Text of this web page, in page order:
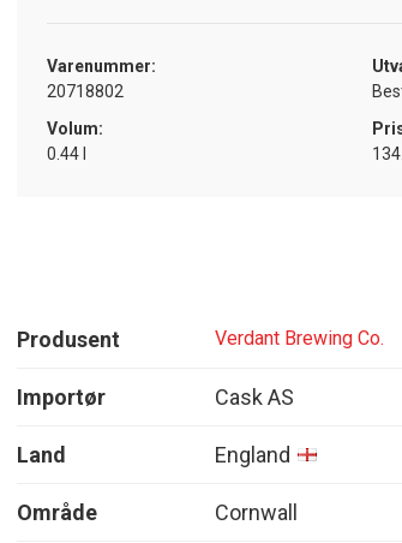
Varenummer:
20718802
Volum:
0.44 l
Produsent Verdant Brewing Co.
Importør Cask AS
Land England
Område Cornwall